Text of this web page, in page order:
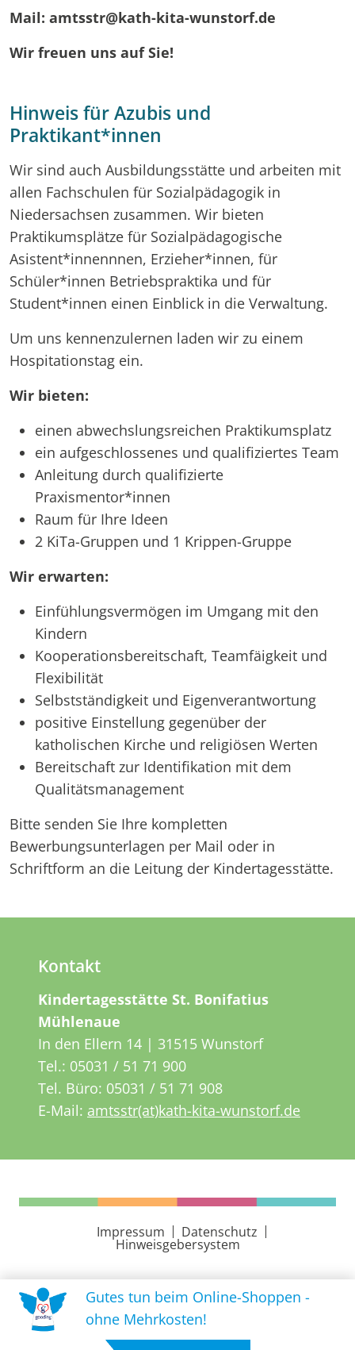
Mail: amtsstr@kath-kita-wunstorf.de
Wir freuen uns auf Sie!
Hinweis für Azubis und
Praktikant*innen
Wir sind auch Ausbildungsstätte und arbeiten mit
allen Fachschulen für Sozialpädagogik in
Niedersachsen zusammen. Wir bieten
Praktikumsplätze für Sozialpädagogische
Asistent*innennnen, Erzieher*innen, für
Schüler*innen Betriebspraktika und für
Student*innen einen Einblick in die Verwaltung.
Um uns kennenzulernen laden wir zu einem
Hospitationstag ein.
Wir bieten:
einen abwechslungsreichen Praktikumsplatz
ein aufgeschlossenes und qualifiziertes Team
Anleitung durch qualifizierte
Praxismentor*innen
Raum für Ihre Ideen
2 KiTa-Gruppen und 1 Krippen-Gruppe
Wir erwarten:
Einfühlungsvermögen im Umgang mit den
Kindern
Kooperationsbereitschaft, Teamfäigkeit und
Flexibilität
Selbstständigkeit und Eigenverantwortung
positive Einstellung gegenüber der
katholischen Kirche und religiösen Werten
Bereitschaft zur Identifikation mit dem
Qualitätsmanagement
Bitte senden Sie Ihre kompletten
Bewerbungsunterlagen per Mail oder in
Schriftform an die Leitung der Kindertagesstätte.
Kontakt
Kindertagesstätte St. Bonifatius
Mühlenaue
In den Ellern 14 | 31515 Wunstorf
Tel.: 05031 / 51 71 900
Tel. Büro: 05031 / 51 71 908
E-Mail: amtsstr(at)kath-kita-wunstorf.de
Impressum Datenschutz
Hinweisgebersystem
Gutes tun beim Online-Shoppen -
ohne Mehrkosten!